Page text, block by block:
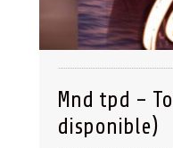
Mnd tpd –
disponible)